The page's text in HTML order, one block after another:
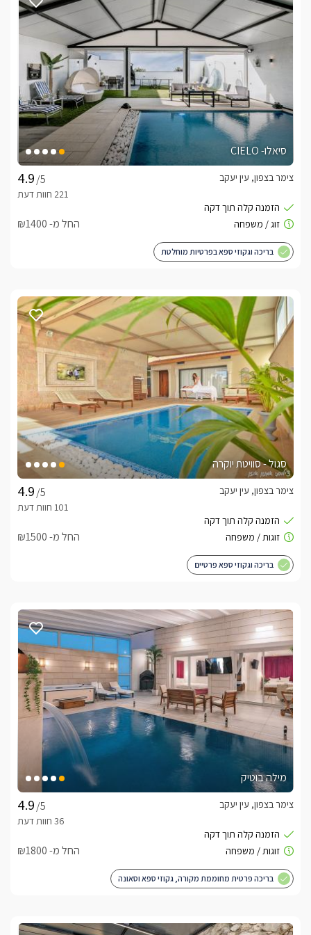
ישלם דמי הפרת הסכם 2000 שח .מודעים לכך שבשעה 11:00
המוסיקה מכובה לפי חוק הרעש ומודעים לכך שכל הפרת הסכם או
קנס יחול על המזמין.
לצפייה במדיניות ותנאי הזמנה - לחצו כאן
לידיעתכם, הפרטים המוצגים באתר: התפוסה המחירים והמבצעים
מעודכנים ומאומתים. תוכלו לבדוק ולבצע הזמנה באהבה רבה ♥
לפרטים נוספים או שאלות אנחנו פה לשירותכם
בברכה, דנה -
לצפייה באטרקציות ומסעדות בקרבת הדבר האמיתי -
לחצו כאן
סיאלו- CIELO
/5
צימר בצפון, עין יעקב
החל מ- ₪1400
בריכה וגקוזי ספא בפרטיות מוחלטת
סגול - סוויטת יוקרה
/5
צימר בצפון, עין יעקב
החל מ- ₪1500
בריכה וגקוזי ספא פרטיים
מילה בוטיק
/5
צימר בצפון, עין יעקב
החל מ- ₪1800
בריכה פרטית מחוממת מקורה, גקוזי ספא וסאונה